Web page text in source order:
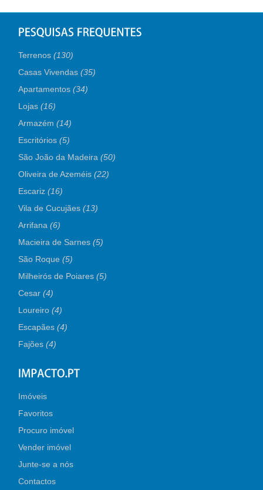
Terrenos(130)
Casas Vivendas(35)
Apartamentos(34)
Lojas(16)
Armazém(14)
Escritórios(5)
São João da Madeira(50)
Oliveira de Azeméis(22)
Escariz(16)
Vila de Cucujães(13)
Arrifana(6)
Macieira de Sarnes(5)
São Roque(5)
Milheirós de Poiares(5)
Cesar(4)
Loureiro(4)
Escapães(4)
Fajões(4)
Imóveis
Favoritos
Procuro imóvel
Vender imóvel
Junte-se a nós
Contactos